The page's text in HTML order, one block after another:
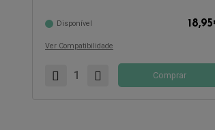
Disponível 18,95
Ver Compatibilidade
Compatível com:
Comprar